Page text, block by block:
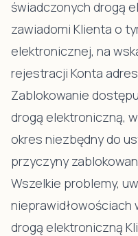
świadczonych drogą
zawiadomi Klienta o
elektronicznej, na
rejestracji Konta
Zablokowanie
drogą elektroniczną,
okres niezbędny do
przyczyny
Wszelkie problemy,
nieprawidłowościach
drogą elektroniczną